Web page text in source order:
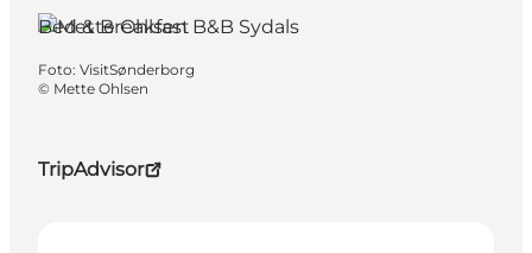
TripAdvisor
Bed & Breakfast
Foto: VisitSønderborg
© Mette Ohlsen